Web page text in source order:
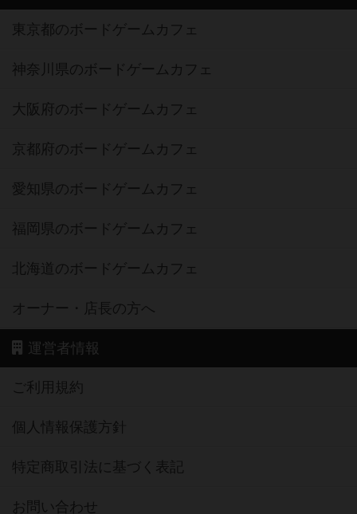
東京都のボードゲームカフェ
神奈川県のボードゲームカフェ
大阪府のボードゲームカフェ
京都府のボードゲームカフェ
愛知県のボードゲームカフェ
福岡県のボードゲームカフェ
北海道のボードゲームカフェ
オーナー・店長の方へ
運営者情報
ご利用規約
個人情報保護方針
特定商取引法に基づく表記
お問い合わせ